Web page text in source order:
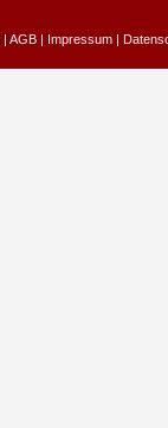
| AGB | Impressum |